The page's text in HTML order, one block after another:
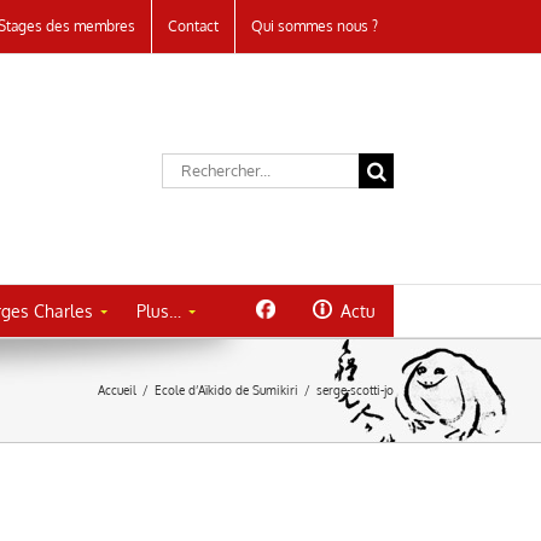
des membres Contact Qui sommes nous ?
Rechercher:
Charles Plus… Actu
Accueil / Ecole d’Aïkido de Sumikiri / serge-scotti-jo